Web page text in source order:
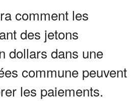
comment les
des jetons
dollars dans une
commune peuvent
les paiements.